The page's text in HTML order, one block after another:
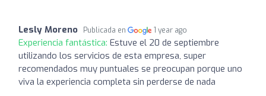
Lesly Moreno Publicada en 1 year ago
Experiencia fantástica: Estuve el 20 de septiembre
utilizando los servicios de esta empresa, super
recomendados muy puntuales se preocupan porque uno
viva la experiencia completa sin perderse de nada